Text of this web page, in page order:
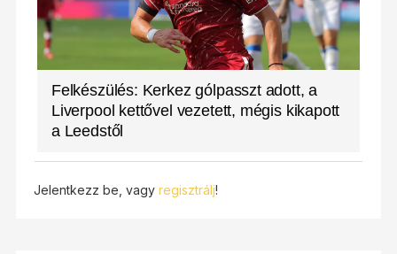
Felkészülés: Kerkez gólpasszt adott, a
Liverpool kettővel vezetett, mégis kikapott
a Leedstől
Jelentkezz be, vagy regisztrálj!